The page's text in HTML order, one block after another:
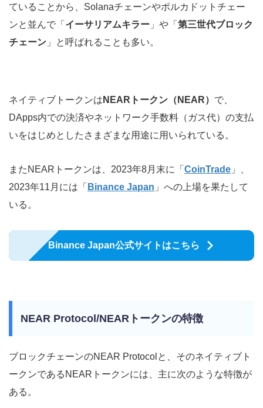
ていることから、Solanaチェーンやポルカドットチェー
ンと並んで「 イーサリアムキラー 」や「 第三世代ブロック
チェーン 」と呼ばれることも多い。
ネイティブトークンは NEARトークン（NEAR） で、
DApps内での決済やネットワーク手数料（ガス代）の支払
いをはじめとしたさまざまな用途に用いられている。
またNEARトークンは、2023年8月末に「 CoinTrade 」、
2023年11月には「 Binance Japan 」への上場を果たして
いる。
Binance Japan公式サイトはこちら
NEAR Protocol/NEARトークンの特徴
ブロックチェーンのNEAR Protocolと、そのネイティブト
ークンであるNEARトークンには、主に次のような特徴が
ある。